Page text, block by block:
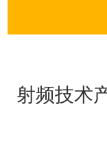
射频技术